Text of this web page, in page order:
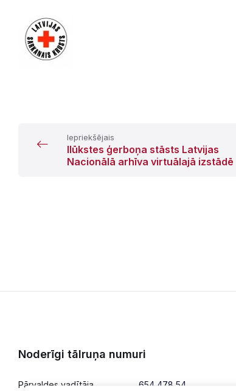
Iepriekšējais
Ilūkstes ģerboņa stāsts Latvijas
Nacionālā arhīva virtuālajā izstādē
Noderīgi tālruņa numuri
Pārvaldes vadītāja 654 478 54